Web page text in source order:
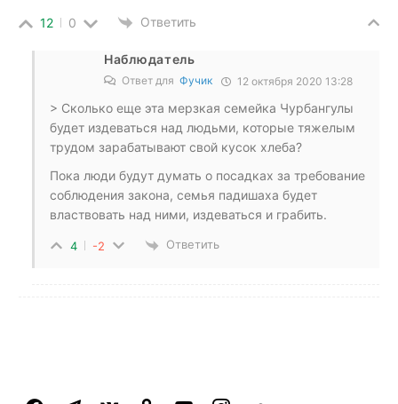
12 0 Ответить
Наблюдатель
Ответ для Фучик 12 октября 2020 13:28
> Сколько еще эта мерзкая семейка Чурбангулы
будет издеваться над людьми, которые тяжелым
трудом зарабатывают свой кусок хлеба?
Пока люди будут думать о посадках за требование
соблюдения закона, семья падишаха будет
властвовать над ними, издеваться и грабить.
4 -2 Ответить